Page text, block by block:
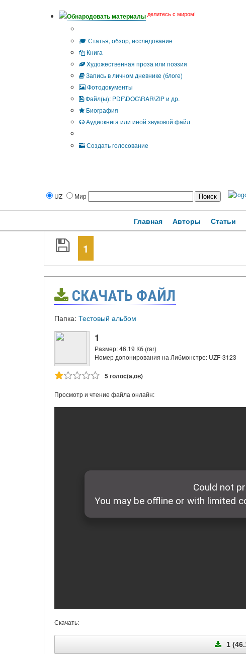
Обнародовать материалы делитесь с миром!
Статья, обзор, исследование
Книга
Художественная проза или поэзия
Запись в личном дневнике (блоге)
Фотодокументы
Файл(ы): PDF\DOC\RAR\ZIP и др.
Биография
Аудиокнига или иной звуковой файл
Создать голосование
UZ Мир
Главная Авторы Статьи
1
СКАЧАТЬ ФАЙЛ
Папка: Тестовый альбом
1
Размер: 46.19 Кб (rar)
Номер допонирования на Либмонстре: UZF-3123
5 голос(а,ов)
Просмотр и чтение файла онлайн:
Скачать:
1